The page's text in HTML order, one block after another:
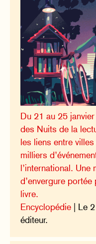
Du 21 au 25
des Nuits de la
les liens entre
milliers
l’international.
d’envergure
livre.
Encyclopédie | Le
éditeur.